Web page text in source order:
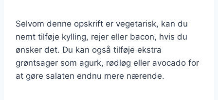
Selvom denne opskrift er vegetarisk, kan du
nemt tilføje kylling, rejer eller bacon, hvis du
ønsker det. Du kan også tilføje ekstra
grøntsager som agurk, rødløg eller avocado for
at gøre salaten endnu mere nærende.